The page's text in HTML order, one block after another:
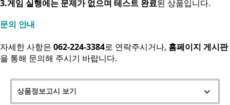
3.게임 실행에는 문제가 없으며 테스트 완료된 상품입니다.
문의 안내
자세한 사항은 062-224-3384로 연락주시거나, 홈페이지 게시판
을 통해 문의해 주시기 바랍니다.
상품정보고시 보기